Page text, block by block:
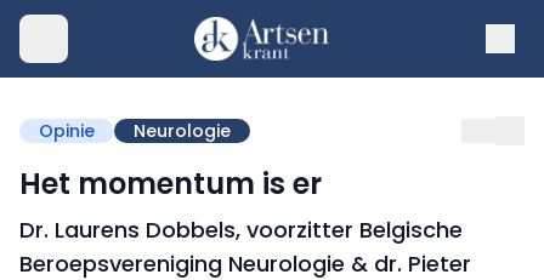
Opinie Neurologie
Het momentum is er
Dr. Laurens Dobbels, voorzitter Belgische
Beroepsvereniging Neurologie & dr. Pieter